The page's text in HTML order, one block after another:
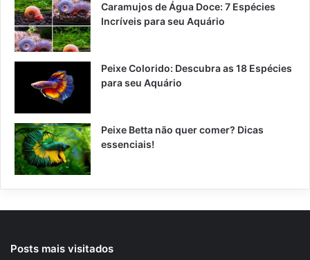
Caramujos de Água Doce: 7 Espécies
Incríveis para seu Aquário
Peixe Colorido: Descubra as 18 Espécies
para seu Aquário
Peixe Betta não quer comer? Dicas
essenciais!
Posts mais visitados